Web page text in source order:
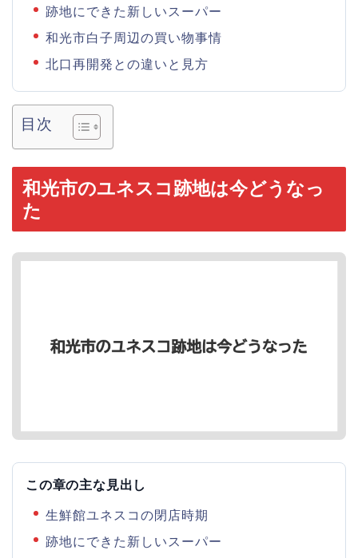
跡地にできた新しいスーパー
和光市白子周辺の買い物事情
北口再開発との違いと見方
目次
和光市のユネスコ跡地は今どうなっ
た
この章の主な見出し
生鮮館ユネスコの閉店時期
跡地にできた新しいスーパー